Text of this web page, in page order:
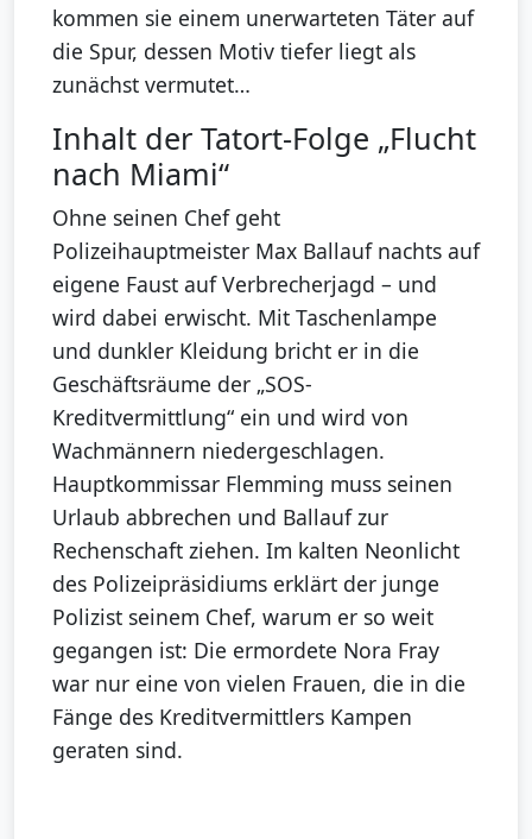
kommen sie einem unerwarteten Täter auf
die Spur, dessen Motiv tiefer liegt als
zunächst vermutet…
Inhalt der Tatort-Folge „Flucht
nach Miami“
Ohne seinen Chef geht
Polizeihauptmeister Max Ballauf nachts auf
eigene Faust auf Verbrecherjagd – und
wird dabei erwischt. Mit Taschenlampe
und dunkler Kleidung bricht er in die
Geschäftsräume der „SOS-
Kreditvermittlung“ ein und wird von
Wachmännern niedergeschlagen.
Hauptkommissar Flemming muss seinen
Urlaub abbrechen und Ballauf zur
Rechenschaft ziehen. Im kalten Neonlicht
des Polizeipräsidiums erklärt der junge
Polizist seinem Chef, warum er so weit
gegangen ist: Die ermordete Nora Fray
war nur eine von vielen Frauen, die in die
Fänge des Kreditvermittlers Kampen
geraten sind.